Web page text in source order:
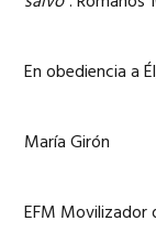
En obediencia a
María Girón
EFM Movilizador